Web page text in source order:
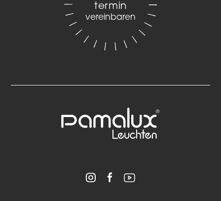
termin
vereinbaren